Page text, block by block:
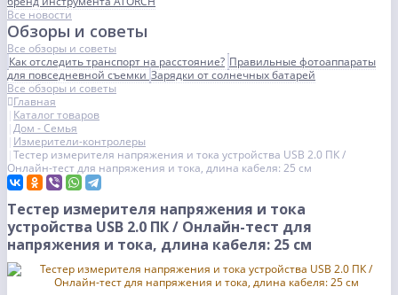
Все новости
Обзоры и советы
Все обзоры и советы
Как отследить транспорт на расстояние? Правильные фотоаппараты
для повседневной съемкиЗарядки от солнечных батарей
Все обзоры и советы
Главная
Каталог товаров
Дом - Семья
Измерители-контролеры
Тестер измерителя напряжения и тока устройства USB 2.0 ПК /
Онлайн-тест для напряжения и тока, длина кабеля: 25 см
Тестер измерителя напряжения и тока
устройства USB 2.0 ПК / Онлайн-тест для
напряжения и тока, длина кабеля: 25 см